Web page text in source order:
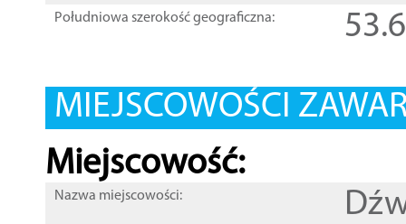
Południowa szerokość geograficzna:
MIEJSCOWOŚCI
Miejscowość:
Nazwa miejscowości: